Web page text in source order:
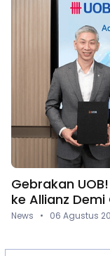
Gebrakan
ke Allianz
Management
News • 06 Agustus